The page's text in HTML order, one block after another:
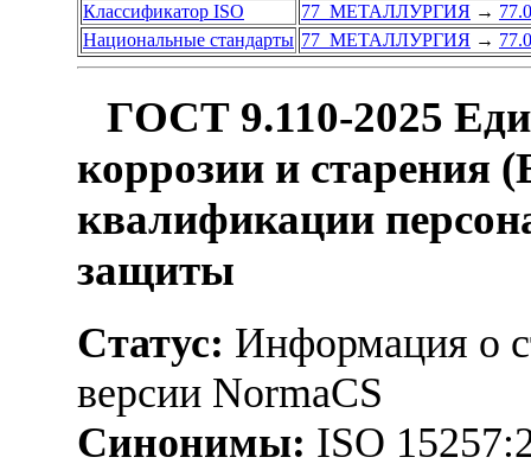
Классификатор ISO
77 МЕТАЛЛУРГИЯ →
Национальные стандарты 77 МЕТАЛЛУРГИЯ →
ГОСТ 9.110-2025
коррозии и
квалификации
защиты
Статус: Информация о
версии NormaCS
Синонимы: ISO